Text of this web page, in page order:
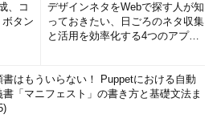
、コ
タン
デザインネタをWebで探す人が知
っておきたい、日ごろのネタ収集
と活用を効率化する4つのアプリ
書はもういらない！ Puppetにおける自動
書「マニフェスト」の書き方と基礎文法ま